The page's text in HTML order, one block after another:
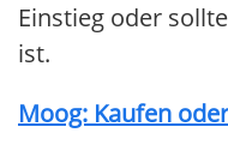
Einstieg oder
ist.
Moog: Kaufen